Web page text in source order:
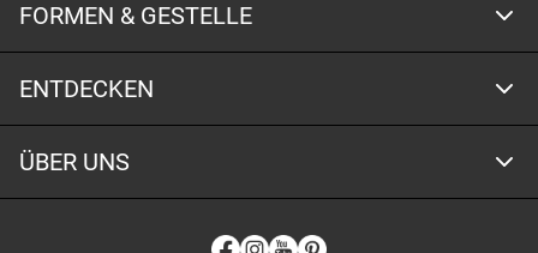
FORMEN & GESTELLE
ENTDECKEN
ÜBER UNS